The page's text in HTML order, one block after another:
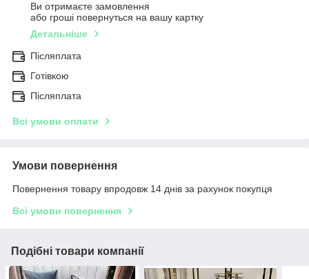
Ви отримаєте замовлення
або гроші повернуться на вашу картку
Детальніше
Післяплата
Готівкою
Післяплата
Всі умови оплати
Умови повернення
Повернення товару впродовж 14 днів за рахунок покупця
Всі умови повернення
Подібні товари компанії